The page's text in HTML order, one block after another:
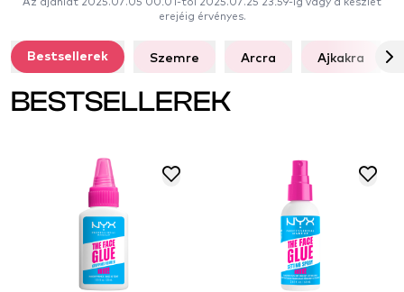
erejéig érvényes.
Bestsellerek Szemre Arcra Ajkakra
BESTSELLEREK